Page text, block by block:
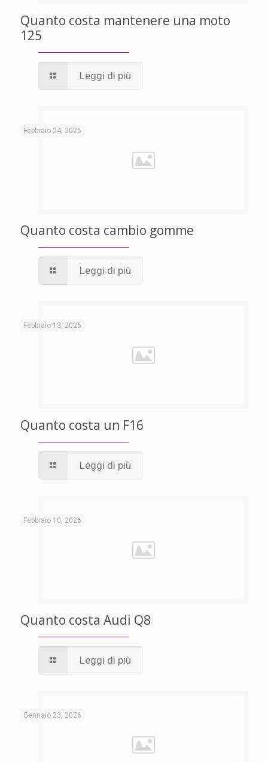
Quanto costa mantenere una moto
125
Leggi di più
Febbraio 24, 2026
Quanto costa cambio gomme
Leggi di più
Febbraio 13, 2026
Quanto costa un F16
Leggi di più
Febbraio 10, 2026
Quanto costa Audi Q8
Leggi di più
Gennaio 23, 2026